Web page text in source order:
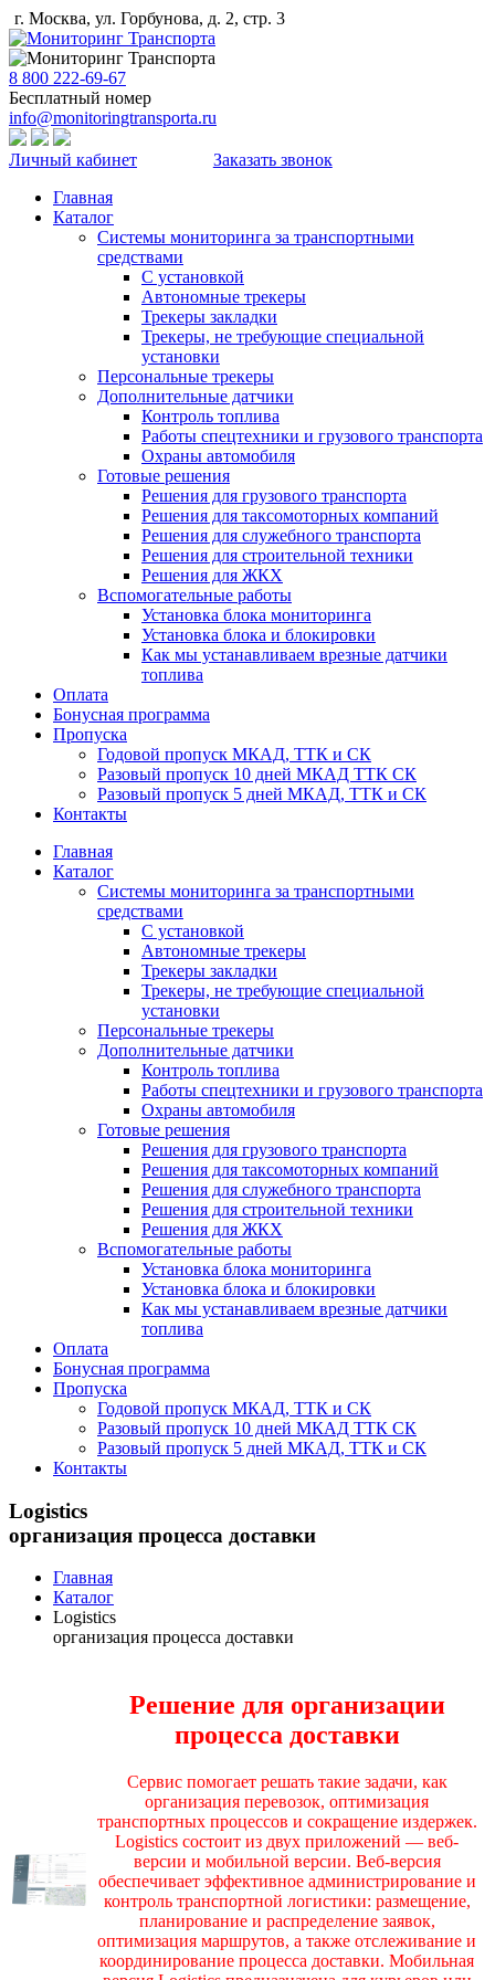
г. Москва, ул. Горбунова, д. 2, стр. 3
8 800 222-69-67
Бесплатный номер
info@monitoringtransporta.ru
Личный кабинет
Заказать звонок
Главная
Каталог
Системы мониторинга за транспортными
средствами
С установкой
Автономные трекеры
Трекеры закладки
Трекеры, не требующие специальной
установки
Персональные трекеры
Дополнительные датчики
Контроль топлива
Работы спецтехники и грузового транспорта
Охраны автомобиля
Готовые решения
Решения для грузового транспорта
Решения для таксомоторных компаний
Решения для служебного транспорта
Решения для строительной техники
Решения для ЖКХ
Вспомогательные работы
Установка блока мониторинга
Установка блока и блокировки
Как мы устанавливаем врезные датчики
топлива
Оплата
Бонусная программа
Пропуска
Годовой пропуск МКАД, ТТК и СК
Разовый пропуск 10 дней МКАД ТТК СК
Разовый пропуск 5 дней МКАД, ТТК и СК
Контакты
Главная
Каталог
Системы мониторинга за транспортными
средствами
С установкой
Автономные трекеры
Трекеры закладки
Трекеры, не требующие специальной
установки
Персональные трекеры
Дополнительные датчики
Контроль топлива
Работы спецтехники и грузового транспорта
Охраны автомобиля
Готовые решения
Решения для грузового транспорта
Решения для таксомоторных компаний
Решения для служебного транспорта
Решения для строительной техники
Решения для ЖКХ
Вспомогательные работы
Установка блока мониторинга
Установка блока и блокировки
Как мы устанавливаем врезные датчики
топлива
Оплата
Бонусная программа
Пропуска
Годовой пропуск МКАД, ТТК и СК
Разовый пропуск 10 дней МКАД ТТК СК
Разовый пропуск 5 дней МКАД, ТТК и СК
Контакты
Logistics
организация процесса доставки
Главная
Каталог
Logistics
организация процесса доставки
Решение для организации
процесса доставки
Сервис помогает решать такие задачи, как
организация перевозок, оптимизация
транспортных процессов и сокращение издержек.
Logistics состоит из двух приложений — веб-
версии и мобильной версии. Веб-версия
обеспечивает эффективное администрирование и
контроль транспортной логистики: размещение,
планирование и распределение заявок,
оптимизация маршрутов, а также отслеживание и
координирование процесса доставки. Мобильная